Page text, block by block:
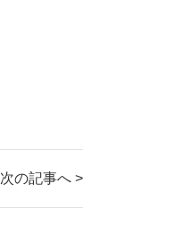
次の記事へ >